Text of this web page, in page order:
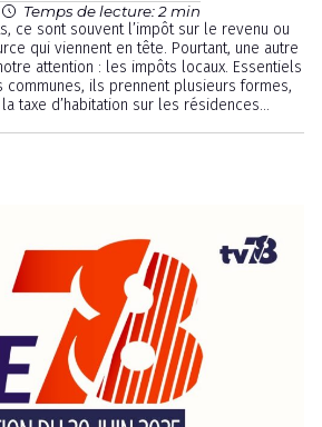
Temps de lecture: 2 min
ce sont souvent l’impôt sur le revenu ou
qui viennent en tête. Pourtant, une autre
attention : les impôts locaux. Essentiels
communes, ils prennent plusieurs formes,
taxe d’habitation sur les résidences...